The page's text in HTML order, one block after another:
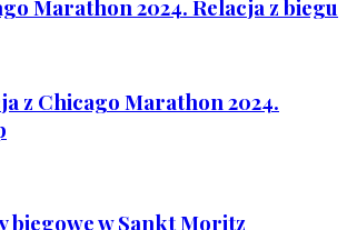
Marathon 2024. Relacja z biegu
z Chicago Marathon 2024.
biegowe w Sankt Moritz